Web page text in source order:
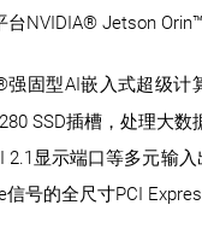
台NVIDIA® Jetson
强固型AI嵌入式超级计
SSD插槽，处理大
2.1显示端口等多元输
信号的全尺寸PCI